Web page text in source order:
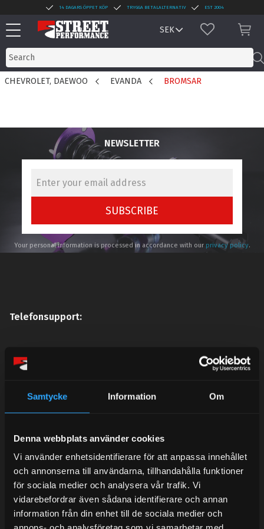
Samtycke Information Om
Denna webbplats använder cookies
Vi använder enhetsidentifierare för att anpassa innehållet
och annonserna till användarna, tillhandahålla funktioner
för sociala medier och analysera vår trafik. Vi
vidarebefordrar även sådana identifierare och annan
information från din enhet till de sociala medier och
Menu
14 DAGARS ÖPPET KÖP TRYGGA BETALALTERNATIV EST 2004
FAVORITES
CHEVROLET, DAEWOO EVANDA BROMSAR
NEWSLETTER
SUBSCRIBE
Your personal information is processed in accordance with our privacy policy.
Telefonsupport:
Mån-Tors: 10:30-15:00
Tel: 031- 51 66 60
BLOG